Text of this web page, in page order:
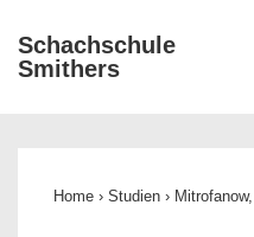
Zum
Inhalt
Schachschule
Smithers
Home › Studien ›